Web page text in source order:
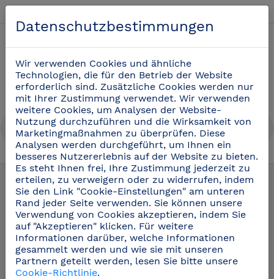
Regale aus Edelstahl (15)
Datenschutzbestimmungen
Wir verwenden Cookies und ähnliche
Technologien, die für den Betrieb der Website
erforderlich sind. Zusätzliche Cookies werden nur
mit Ihrer Zustimmung verwendet. Wir verwenden
weitere Cookies, um Analysen der Website-
Nutzung durchzuführen und die Wirksamkeit von
Marketingmaßnahmen zu überprüfen. Diese
Analysen werden durchgeführt, um Ihnen ein
besseres Nutzererlebnis auf der Website zu bieten.
Es steht Ihnen frei, Ihre Zustimmung jederzeit zu
erteilen, zu verweigern oder zu widerrufen, indem
Sie den Link "Cookie-Einstellungen" am unteren
Rand jeder Seite verwenden. Sie können unsere
Verwendung von Cookies akzeptieren, indem Sie
auf "Akzeptieren" klicken. Für weitere
Informationen darüber, welche Informationen
gesammelt werden und wie sie mit unseren
Partnern geteilt werden, lesen Sie bitte unsere
Cookie-Richtlinie.